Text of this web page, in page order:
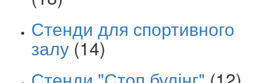
Стенди для спортивного
залу(14)